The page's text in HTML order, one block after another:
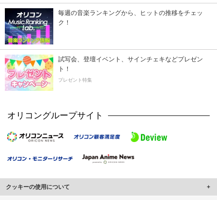
毎週の音楽ランキングから、ヒットの推移をチェッ
ク！
試写会、登壇イベント、サインチェキなどプレゼン
ト！
プレゼント特集
オリコングループサイト
クッキーの使用について